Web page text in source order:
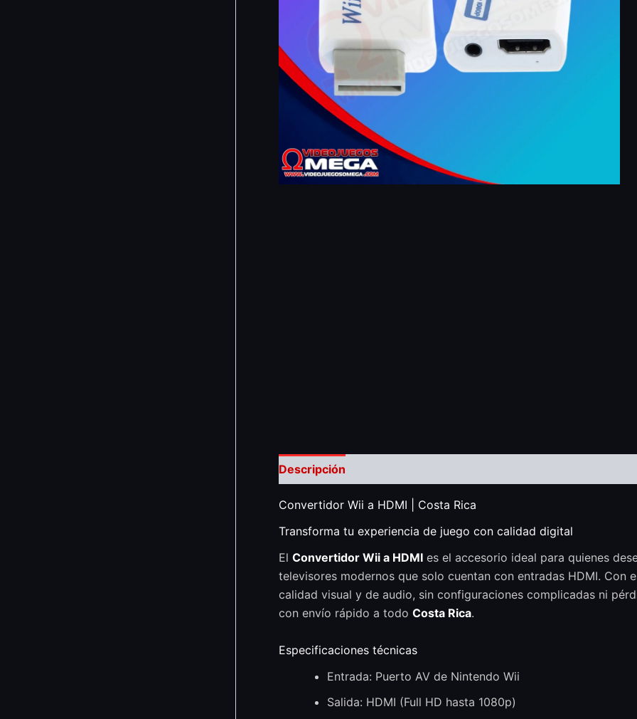
Descripción
Convertidor Wii a HDMI | Costa Rica
Transforma tu experiencia de juego con calidad digital
El Convertidor Wii a HDMI es el accesorio ideal para quienes
televisores modernos que solo cuentan con entradas HDMI.
calidad visual y de audio, sin configuraciones complicadas ni
con envío rápido a todo Costa Rica.
Especificaciones técnicas
Entrada: Puerto AV de Nintendo Wii
Salida: HDMI (Full HD hasta 1080p)